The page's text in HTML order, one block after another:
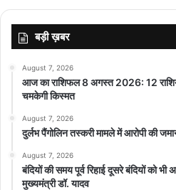
बड़ी ख़बर
August 7, 2026
आज का राशिफल 8 अगस्त 2026: 12
चमकेगी किस्मत
August 7, 2026
दुर्लभ पैंगोलिन तस्करी मामले में आरोपी की
August 7, 2026
बंदियों की समय पूर्व रिहाई दूसरे बंदियों को
मुख्यमंत्री डॉ. यादव